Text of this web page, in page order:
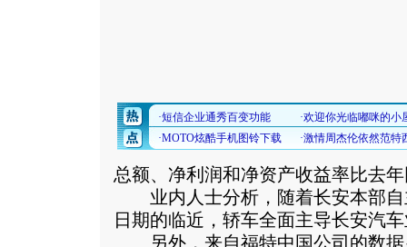
总额、净利润和净资产收益率比去
业内人士分析，随着长安本部自
日期的临近，轿车全面主导长安汽
另外，来自福特中国公司的数据